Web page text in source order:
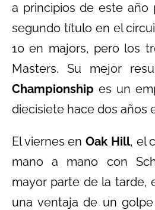
a principios de este año
segundo título en el
10 en majors, pero los
Masters. Su mejor
Championship es un
diecisiete hace dos años
El viernes enOak Hill, el
mano a mano con
mayor parte de la tarde,
una ventaja de un